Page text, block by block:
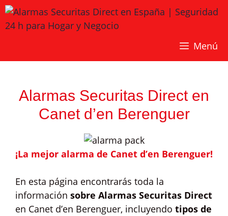
Saltar
al
contenido
Menú
Alarmas Securitas Direct en
Canet d’en Berenguer
¡La mejor alarma de Canet d’en Berenguer!
En esta página encontrarás toda la
información sobre Alarmas Securitas Direct
en Canet d’en Berenguer, incluyendo tipos de